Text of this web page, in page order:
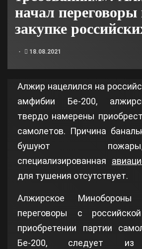
начал переговоры
закупке
18.08.2021
Алжир нацелился на
амфибии Бе-200,
твердо намерены
самолетов. Причина
бушуют
специализированная
для тушения отсутствует.
Алжирское
переговоры с
приобретении партии
Бе-200, следует из